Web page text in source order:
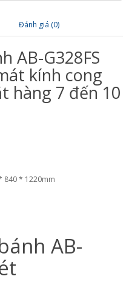
Đánh giá (0)
AB-G328FS
kính cong
hàng 7 đến 10
840 * 1220mm
AB-